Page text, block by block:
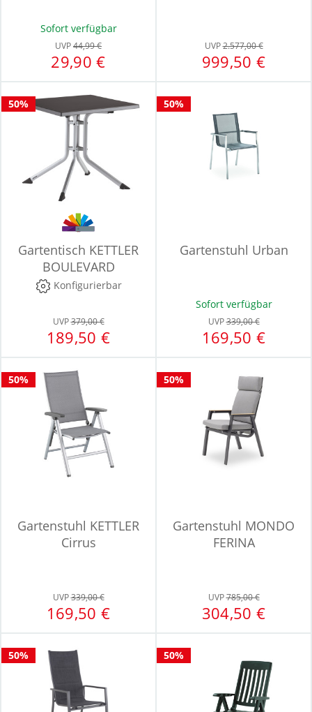
Sofort verfügbar
UVP44,99 €
29,90 €
UVP2.577,00 €
999,50 €
50%
Gartentisch KETTLER
BOULEVARD
Konfigurierbar
UVP379,00 €
189,50 €
50%
Gartenstuhl Urban
Sofort verfügbar
UVP339,00 €
169,50 €
50%
Gartenstuhl KETTLER
Cirrus
UVP339,00 €
169,50 €
50%
Gartenstuhl MONDO
FERINA
UVP785,00 €
304,50 €
50% 50%